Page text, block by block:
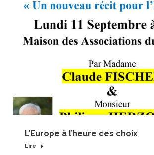
L’Europe à l’heure des choix
Lire